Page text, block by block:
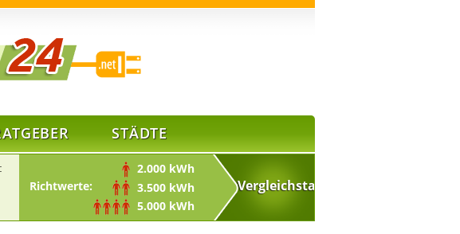
STÄDTE
Richtwerte:
2.000 kWh
3.500 kWh
5.000 kWh